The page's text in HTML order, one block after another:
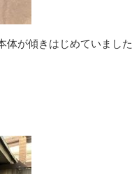
が傾きはじめていまし